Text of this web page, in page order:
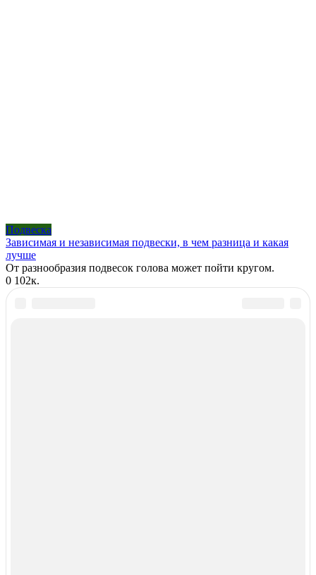
Подвеска
Зависимая и независимая подвески, в чем разница и какая
лучше
От разнообразия подвесок голова может пойти кругом.
0 102к.